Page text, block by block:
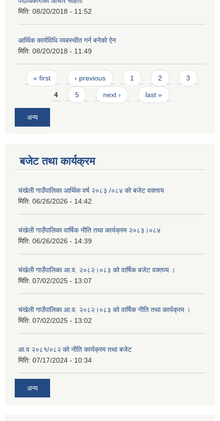
मिति: 08/20/2018 - 11:52
आर्थिक कार्यविधि व्यबस्थीत गर्न बनेको ऐन
मिति: 08/20/2018 - 11:49
Pages
« first ‹ previous 1 2 3
4 5 next › last »
अन्य
बजेट तथा कार्यक्रम
चंखेली गाउँपालिका आर्थिक वर्ष २०८३ /०८४ को बजेट वक्त्वय
मिति: 06/26/2026 - 14:42
चंखेली गाउँपालिका वार्षिक नीति तथा कार्यक्रम २०८३।०८४
मिति: 06/26/2026 - 14:39
चंखेली गाउँपालिका आ.व. २०८२।०८३ को वार्षिक बजेट वक्तव्य ।
मिति: 07/02/2025 - 13:07
चंखेली गाउँपालिका आ.व. २०८२।०८३ को वार्षिक नीति तथा कार्यक्रम ।
मिति: 07/02/2025 - 13:02
आ.व २०८१/०८२ को नीति कार्यक्रम तथा बजेट
मिति: 07/17/2024 - 10:34
अन्य